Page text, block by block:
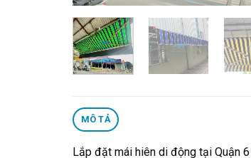
MÔ TẢ
Lắp đặt mái hiên di động tại Quận